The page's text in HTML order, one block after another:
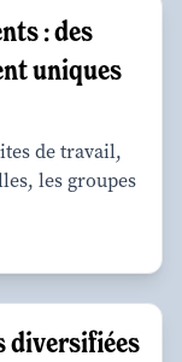
: des
uniques
de travail,
les groupes
diversifiées